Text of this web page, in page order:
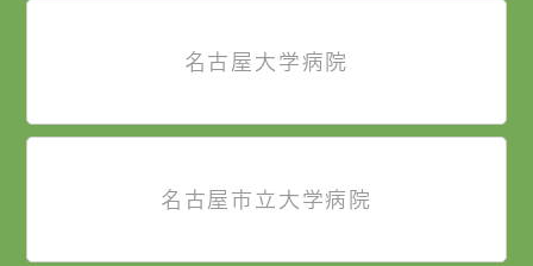
名古屋大学病院
名古屋市立大学病院